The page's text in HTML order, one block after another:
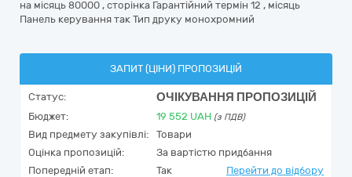
на місяць 80000 , сторінка Гарантійний термін 12 , місяць
Панель керування так Тип друку монохромний
ЗАПИТ (ЦІНИ) ПРОПОЗИЦІЙ
Статус: ОЧІКУВАННЯ ПРОПОЗИЦІЙ
Бюджет: 19 552 UAH (з ПДВ)
Вид предмету закупівлі:
Товари
Оцінка пропозицій:
За вартістю придбання
Попередній етап:
Так Перейти до відбору